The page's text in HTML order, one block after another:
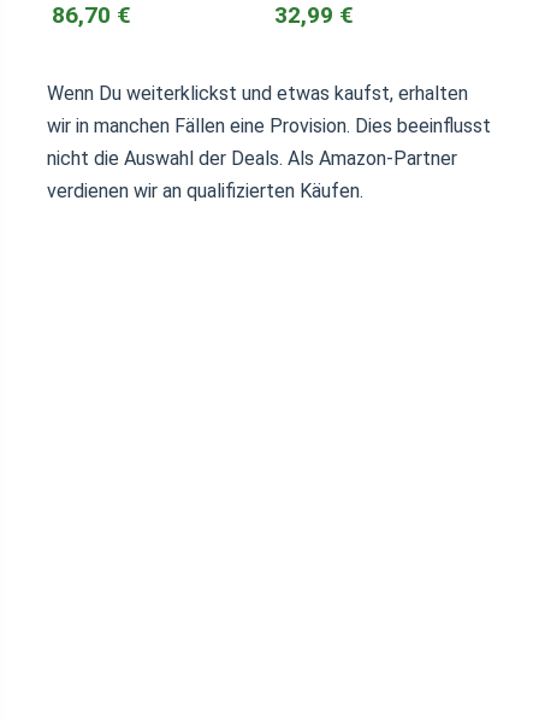
86,70 € 32,99 €
Wenn Du weiterklickst und etwas kaufst, erhalten
wir in manchen Fällen eine Provision. Dies beeinflusst
nicht die Auswahl der Deals. Als Amazon-Partner
verdienen wir an qualifizierten Käufen.